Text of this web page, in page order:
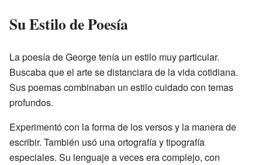
Su Estilo de Poesía
La poesía de George tenía un estilo muy particular.
Buscaba que el arte se distanciara de la vida cotidiana.
Sus poemas combinaban un estilo cuidado con temas
profundos.
Experimentó con la forma de los versos y la manera de
escribir. También usó una ortografía y tipografía
especiales. Su lenguaje a veces era complejo, con